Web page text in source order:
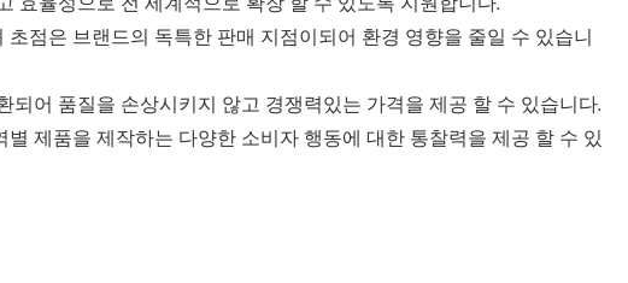
점은 브랜드의 독특한 판매 지점이되어 환경 영향을 줄일 수 있습니
어 품질을 손상시키지 않고 경쟁력있는 가격을 제공 할 수 있습니다.
제품을 제작하는 다양한 소비자 행동에 대한 통찰력을 제공 할 수 있